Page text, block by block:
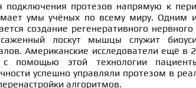
подключения протезов напрямую к
умы учёных по всему миру. Одним
создание регенеративного
лоскут мышцы служит
Американские исследователи ещё в
помощью этой технологии
успешно управляли протезом в
алгоритмов.